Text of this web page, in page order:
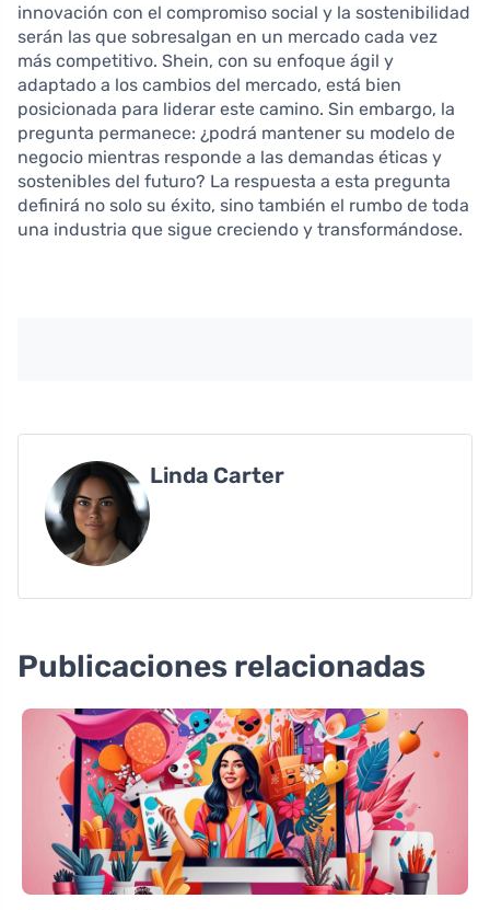
innovación con el compromiso social y la sostenibilidad
serán las que sobresalgan en un mercado cada vez
más competitivo. Shein, con su enfoque ágil y
adaptado a los cambios del mercado, está bien
posicionada para liderar este camino. Sin embargo, la
pregunta permanece: ¿podrá mantener su modelo de
negocio mientras responde a las demandas éticas y
sostenibles del futuro? La respuesta a esta pregunta
definirá no solo su éxito, sino también el rumbo de toda
una industria que sigue creciendo y transformándose.
Linda Carter
Publicaciones relacionadas